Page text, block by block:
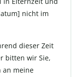
nicht im
dieser Zeit
bitten wir Sie,
an meine